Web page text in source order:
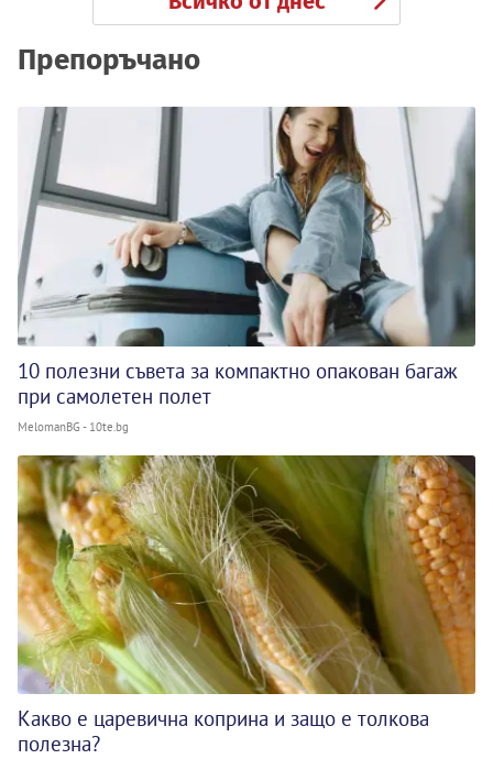
Препоръчано
10 полезни съвета за компактно опакован багаж
при самолетен полет
MelomanBG - 10te.bg
Какво е царевична коприна и защо е толкова
полезна?